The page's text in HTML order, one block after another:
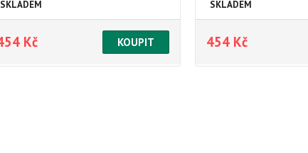
SKLADEM
Kč
SKLADEM
454 Kč